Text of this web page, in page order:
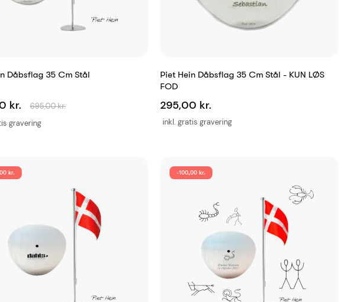
Dåbsflag 35 Cm Stål
gravering
kr. 695,00 kr.
Piet Hein Dåbsflag 35 Cm Stål - KUN LØS
FOD
inkl. gratis gravering
295,00 kr.
kr. -100,00 kr.